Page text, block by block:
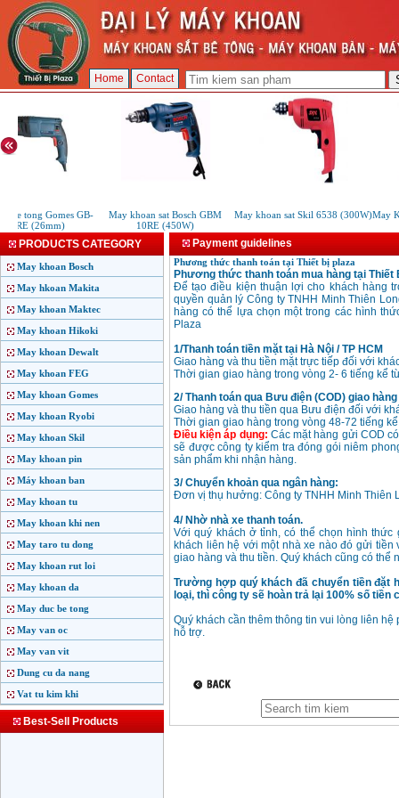
Home Contact
be tong Gomes GB-
(26mm)
May khoan sat Bosch GBM
10RE (450W)
May khoan sat Skil 6538 (300W)May
PRODUCTS CATEGORY
May khoan Bosch
May hkoan Makita
May khoan Maktec
May khoan Hikoki
May khoan Dewalt
May khoan FEG
May khoan Gomes
May khoan Ryobi
May khoan Skil
May khoan pin
Máy khoan ban
May khoan tu
May khoan khi nen
May taro tu dong
May khoan rut loi
May khoan da
May duc be tong
May van oc
May van vit
Dung cu da nang
Vat tu kim khi
Best-Sell Products
Payment guidelines
Phương thức thanh toán tại Thiết bị plaza
Phương thức thanh toán mua hàng tại Thiết
Để tạo điều kiện thuận lợi cho khách hàng
quyền quản lý Công ty TNHH Minh Thiên
hàng có thể lựa chọn một trong các hình
Plaza
1/Thanh toán tiền mặt tại Hà Nội / TP HCM
Giao hàng và thu tiền mặt trực tiếp đối với
Thời gian giao hàng trong vòng 2- 6 tiếng kể
2/ Thanh toán qua Bưu điện (COD) giao
Giao hàng và thu tiền qua Bưu điện đối với
Thời gian giao hàng trong vòng 48-72 tiếng
Điều kiện áp dụng: Các mặt hàng gửi COD
sẽ được công ty kiểm tra đóng gói niêm
sản phẩm khi nhận hàng.
3/ Chuyển khoản qua ngân hàng:
Đơn vị thụ hưởng: Công ty TNHH Minh Thiên
4/ Nhờ nhà xe thanh toán.
Với quý khách ở tỉnh, có thể chọn hình
khách liên hệ với một nhà xe nào đó gửi
giao hàng và thu tiền. Quý khách cũng có
Trường hợp quý khách đã chuyển tiền đặt
loại, thì công ty sẽ hoàn trả lại 100% số
Quý khách cần thêm thông tin vui lòng liên
hỗ trợ.